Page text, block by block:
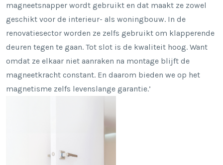
magneetsnapper wordt gebruikt en dat maakt ze zowel
geschikt voor de interieur- als woningbouw. In de
renovatiesector worden ze zelfs gebruikt om klapperende
deuren tegen te gaan. Tot slot is de kwaliteit hoog. Want
omdat ze elkaar niet aanraken na montage blijft de
magneetkracht constant. En daarom bieden we op het
magnetisme zelfs levenslange garantie.’